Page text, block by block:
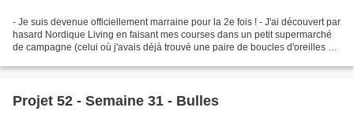
- Je suis devenue officiellement marraine pour la 2e fois ! - J'ai découvert par
hasard Nordique Living en faisant mes courses dans un petit supermarché
de campagne (celui où j'avais déjà trouvé une paire de boucles d'oreilles en
Projet 52 - Semaine 31 - Bulles